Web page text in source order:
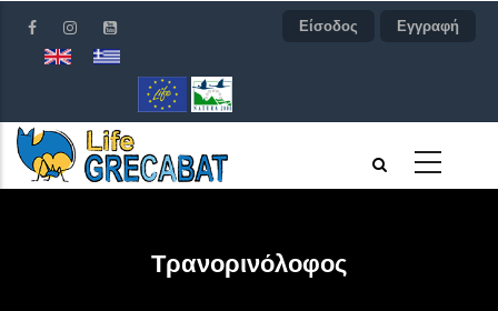
προς
περιεχόμενο
Είσοδος Εγγραφή
Τρανορινόλοφος